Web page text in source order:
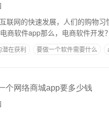
联网的快速发展，人们的购物
在获利 要做一个软件需要什么
个网络商城app要多少钱